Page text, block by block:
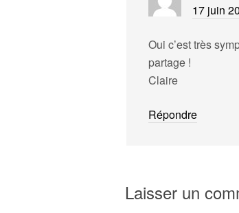
17 juin
Oui c’est très
partage !
Claire
Répondre
Laisser un